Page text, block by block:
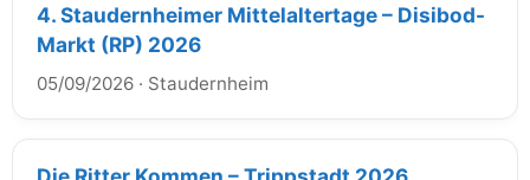
4. Staudernheimer Mittelaltertage – Disibod-
Markt (RP) 2026
05/09/2026 · Staudernheim